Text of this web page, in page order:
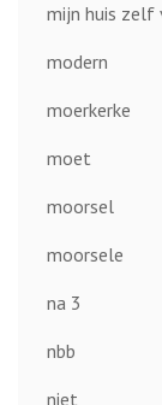
mijn huis zelf
modern
moerkerke
moet
moorsel
moorsele
na 3
nbb
niet